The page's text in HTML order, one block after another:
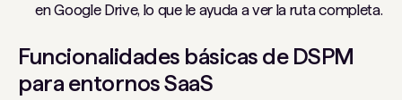
en Google Drive, lo que le ayuda a ver la ruta completa.
Funcionalidades básicas de DSPM
para entornos SaaS